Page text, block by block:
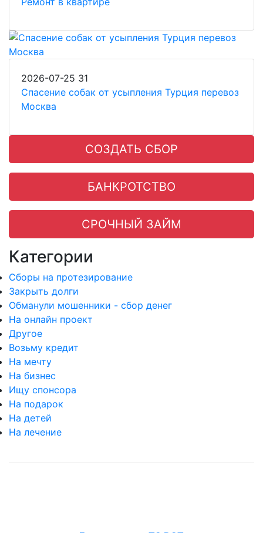
2026-07-25 31
Спасение собак от усыпления Турция перевоз
Москва
СОЗДАТЬ СБОР
БАНКРОТСТВО
СРОЧНЫЙ ЗАЙМ
Категории
Сборы на протезирование
Закрыть долги
Обманули мошенники - сбор денег
На онлайн проект
Другое
Возьму кредит
На мечту
На бизнес
Ищу спонсора
На подарок
На детей
На лечение